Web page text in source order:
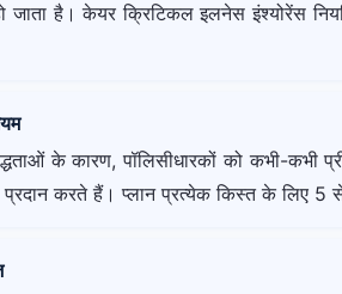
जाता है। केयर क्रिटिकल इलनेस इंश्योरेंस
के कारण, पॉलिसीधारकों को कभी-
करते हैं। प्लान प्रत्येक किस्त के लिए 5